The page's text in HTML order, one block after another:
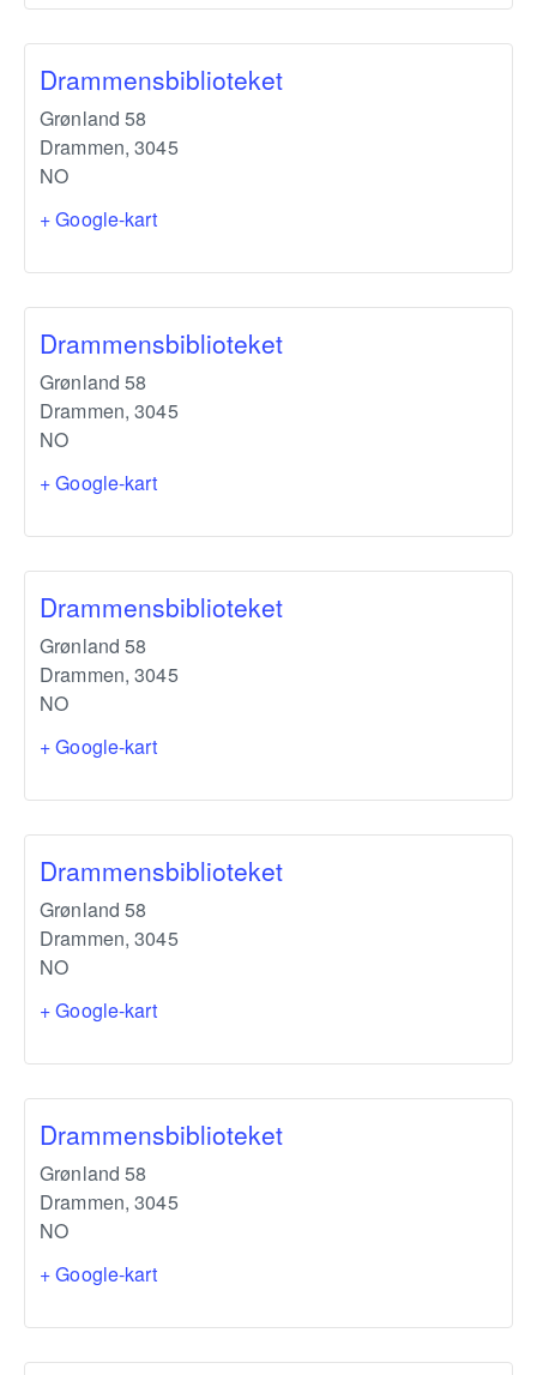
Drammensbiblioteket
Grønland 58
Drammen, 3045
NO
+ Google-kart
Drammensbiblioteket
Grønland 58
Drammen, 3045
NO
+ Google-kart
Drammensbiblioteket
Grønland 58
Drammen, 3045
NO
+ Google-kart
Drammensbiblioteket
Grønland 58
Drammen, 3045
NO
+ Google-kart
Drammensbiblioteket
Grønland 58
Drammen, 3045
NO
+ Google-kart